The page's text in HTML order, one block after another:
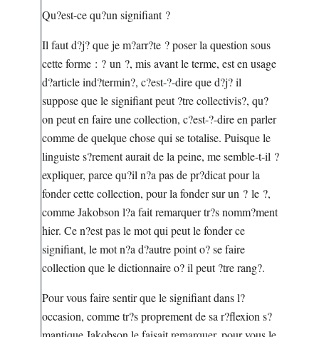
Qu?est-ce qu?un signifiant ?
Il faut d?j? que je m?arr?te ? poser la question sous
cette forme : ? un ?, mis avant le terme, est en usage
d?article ind?termin?, c?est-?-dire que d?j? il
suppose que le signifiant peut ?tre collectivis?, qu?
on peut en faire une collection, c?est-?-dire en parler
comme de quelque chose qui se totalise. Puisque le
linguiste s?rement aurait de la peine, me semble-t-il ?
expliquer, parce qu?il n?a pas de pr?dicat pour la
fonder cette collection, pour la fonder sur un ? le ?,
comme Jakobson l?a fait remarquer tr?s nomm?ment
hier. Ce n?est pas le mot qui peut le fonder ce
signifiant, le mot n?a d?autre point o? se faire
collection que le dictionnaire o? il peut ?tre rang?.
Pour vous faire sentir que le signifiant dans l?
occasion, comme tr?s proprement de sa r?flexion s?